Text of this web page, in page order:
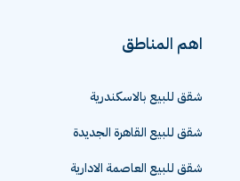
اهم المناطق
شقق للبيع بالاسكندرية
شقق للبيع القاهرة الجديدة
شقق للبيع العاصمة الادارية